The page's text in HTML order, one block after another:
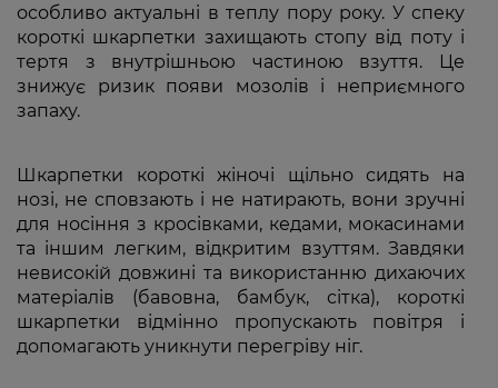
особливо актуальні в теплу пору року. У спеку
короткі шкарпетки захищають стопу від поту і
тертя з внутрішньою частиною взуття. Це
знижує ризик появи мозолів і неприємного
запаху.
Шкарпетки короткі жіночі щільно сидять на
нозі, не сповзають і не натирають, вони зручні
для носіння з кросівками, кедами, мокасинами
та іншим легким, відкритим взуттям. Завдяки
невисокій довжині та використанню дихаючих
матеріалів (бавовна, бамбук, сітка), короткі
шкарпетки відмінно пропускають повітря і
допомагають уникнути перегріву ніг.